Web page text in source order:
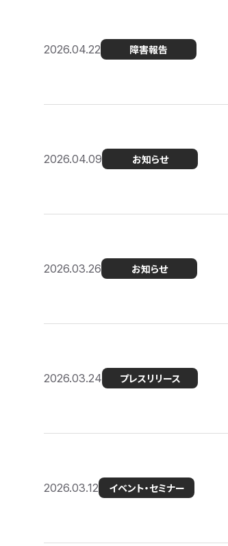
2026.04.22 障害報告
2026.04.09 お知らせ
2026.03.26 お知らせ
2026.03.24 プレスリリース
2026.03.12 イベント・セミナー